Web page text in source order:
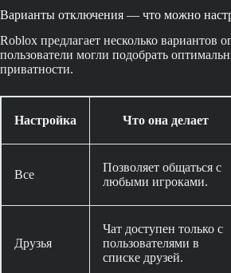
Варианты отключения — что можно
Roblox предлагает несколько вариантов
пользователи могли подобрать
приватности.
Настройка Что она делает
Все
Позволяет общаться с
любыми игроками.
Друзья
Чат доступен только с
пользователями в
списке друзей.